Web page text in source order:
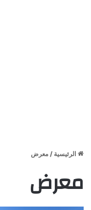
الرئيسية / معرض
معرض